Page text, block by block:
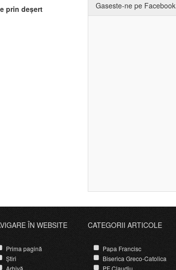
prin deșert Gaseste-ne pe Facebook
ÎN WEBSITE
Prima pagină
Știri
Arhivă
CATEGORII ARTICOLE
Papa Francisc
Biserica Greco-Catolica
PF Claudiu